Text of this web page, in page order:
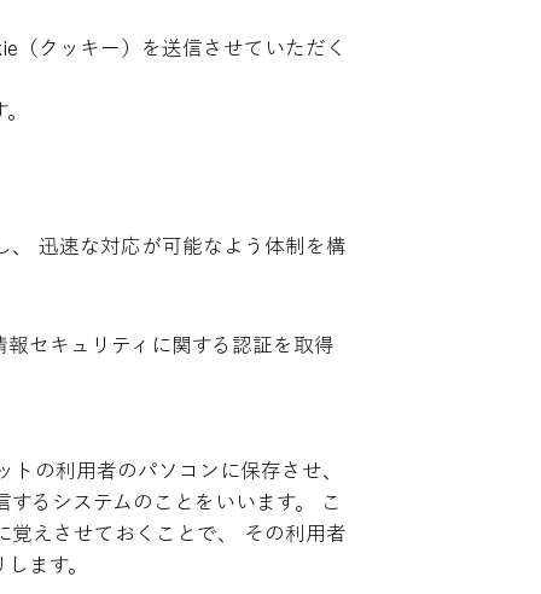
（クッキー）を送信させていただく
、 迅速な対応が可能なよう体制を構
セキュリティに関する認証を取得
の利用者のパソコンに保存させ、
るシステムのことをいいます。 こ
覚えさせておくことで、 その利用者
ます。